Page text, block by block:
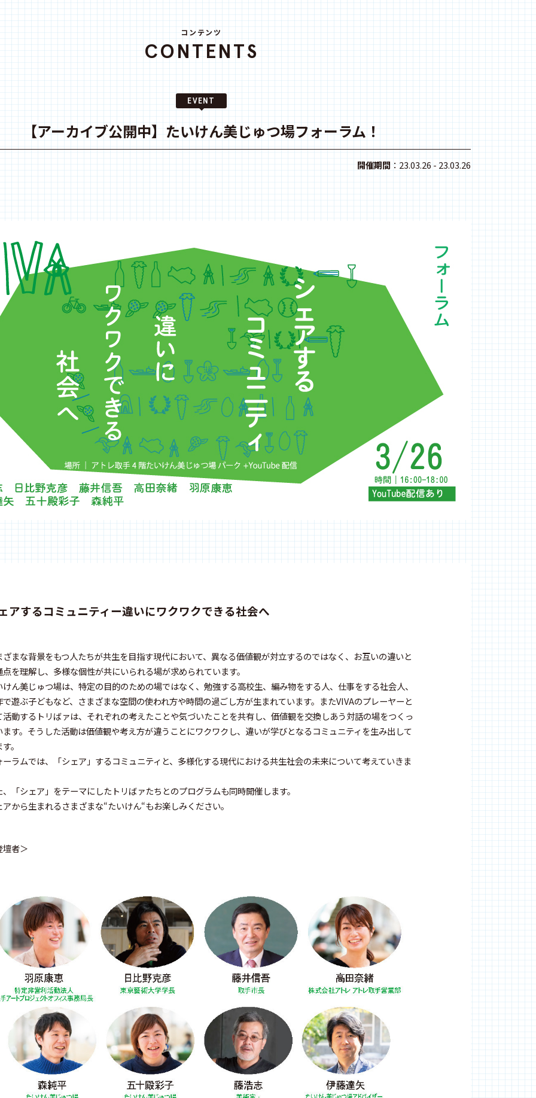
コンテンツ
CONTENTS
EVENT
【アーカイブ公開中】たいけん美じゅつ場フォーラム！
開催期間：23.03.26 - 23.03.26
アするコミュニティー違いにワクワクできる社会へ
ざまな背景をもつ人たちが共生を目指す現代において、異なる価値観が対立するのではなく、お互いの違いと
点を理解し、多様な個性が共にいられる場が求められています。
けん美じゅつ場は、特定の目的のための場ではなく、勉強する高校生、編み物をする人、仕事をする社会人、
で遊ぶ子どもなど、さまざまな空間の使われ方や時間の過ごし方が生まれています。またVIVAのプレーヤーと
活動するトリばァは、それぞれの考えたことや気づいたことを共有し、価値観を交換しあう対話の場をつくっ
ます。そうした活動は価値観や考え方が違うことにワクワクし、違いが学びとなるコミュニティを生み出して
。
ーラムでは、「シェア」するコミュニティと、多様化する現代における共生社会の未来について考えていきま
、「シェア」をテーマにしたトリばァたちとのプログラムも同時開催します。
から生まれるさまざまな“たいけん“もお楽しみください。
壇者＞